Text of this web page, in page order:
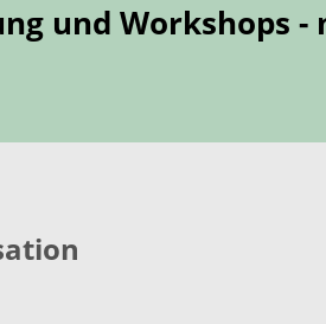
und Workshops